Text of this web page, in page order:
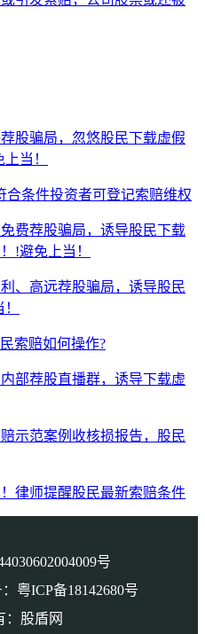
股骗局，忽悠股民下载虚假
当！
合条件投资者可登记索赔维权
费荐股骗局，诱导股民下载
!避免上当！
、高远荐股骗局，诱导股民
索赔如何操作?
部荐股直播群，诱导下载虚
示范案例收核损报告，股民
律师提醒股民最新索赔条件
号
粤ICP备18142680号
：股盾网